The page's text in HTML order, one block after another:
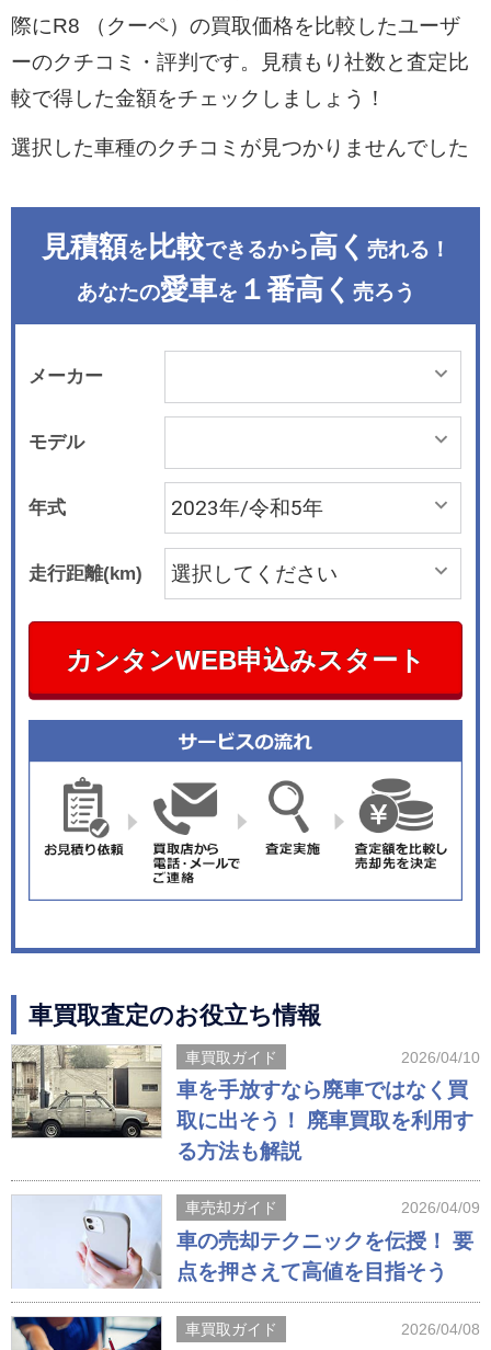
際にR8 （クーペ）の買取価格を比較したユーザ
ーのクチコミ・評判です。見積もり社数と査定比
較で得した金額をチェックしましょう！
選択した車種のクチコミが見つかりませんでした
見積額を 比較できるから高く 売れる！
あなたの愛車を １番高く 売ろう
メーカー
モデル
年式
走行距離(km)
カンタンWEB申込みスタート
車買取査定のお役立ち情報
車買取ガイド 2026/04/10
車を手放すなら廃車ではなく買
取に出そう！ 廃車買取を利用す
る方法も解説
車売却ガイド 2026/04/09
車の売却テクニックを伝授！ 要
点を押さえて高値を目指そう
車買取ガイド 2026/04/08